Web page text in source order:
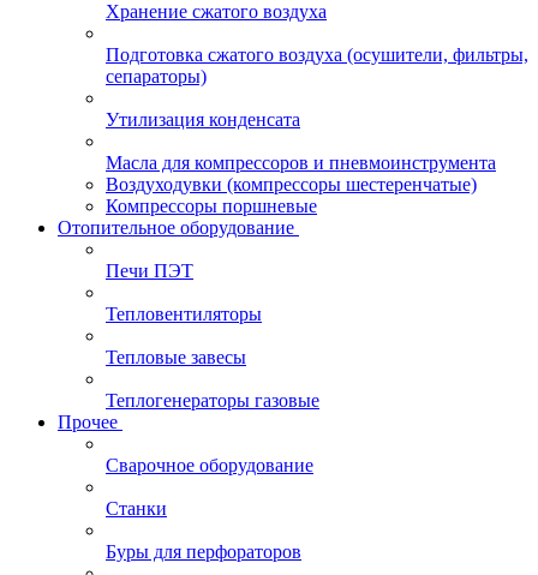
Хранение сжатого воздуха
Подготовка сжатого воздуха (осушители, фильтры,
сепараторы)
Утилизация конденсата
Масла для компрессоров и пневмоинструмента
Воздуходувки (компрессоры шестеренчатые)
Компрессоры поршневые
Отопительное оборудование
Печи ПЭТ
Тепловентиляторы
Тепловые завесы
Теплогенераторы газовые
Прочее
Сварочное оборудование
Станки
Буры для перфораторов